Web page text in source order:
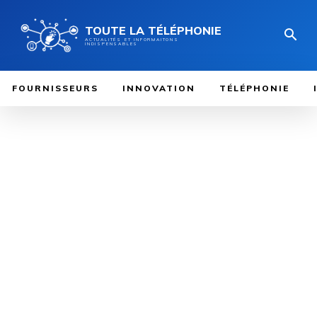
TOUTE LA TÉLÉPHONIE
ACTUALITÉS ET INFORMAITONS
INDISPENSABLES
FOURNISSEURS INNOVATION TÉLÉPHONIE